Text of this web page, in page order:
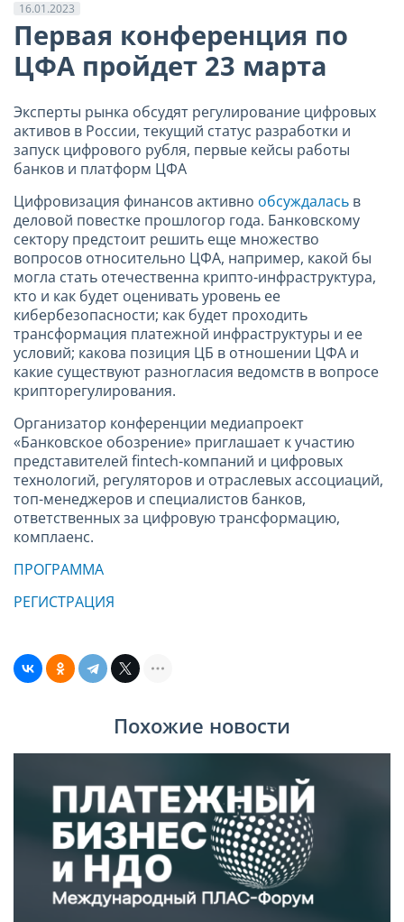
16.01.2023
Первая конференция по
ЦФА пройдет 23 марта
Эксперты рынка обсудят регулирование цифровых
активов в России, текущий статус разработки и
запуск цифрового рубля, первые кейсы работы
банков и платформ ЦФА
Цифровизация финансов активно обсуждалась в
деловой повестке прошлогор года. Банковскому
сектору предстоит решить еще множество
вопросов относительно ЦФА, например, какой бы
могла стать отечественна крипто-инфраструктура,
кто и как будет оценивать уровень ее
кибербезопасности; как будет проходить
трансформация платежной инфраструктуры и ее
условий; какова позиция ЦБ в отношении ЦФА и
какие существуют разногласия ведомств в вопросе
крипторегулирования.
Организатор конференции медиапроект
«Банковское обозрение» приглашает к участию
представителей fintech-компаний и цифровых
технологий, регуляторов и отраслевых ассоциаций,
топ-менеджеров и специалистов банков,
ответственных за цифровую трансформацию,
комплаенс.
ПРОГРАММА
РЕГИСТРАЦИЯ
Похожие новости